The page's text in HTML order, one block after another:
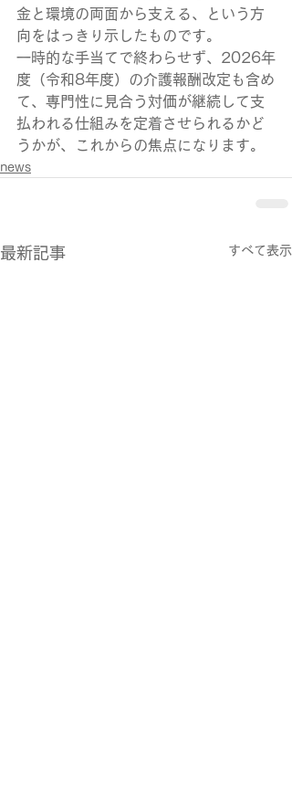
金と環境の両面から支える、という方
向をはっきり示したものです。
一時的な手当てで終わらせず、2026年
度（令和8年度）の介護報酬改定も含め
て、専門性に見合う対価が継続して支
払われる仕組みを定着させられるかど
うかが、これからの焦点になります。
news
最新記事 すべて表示